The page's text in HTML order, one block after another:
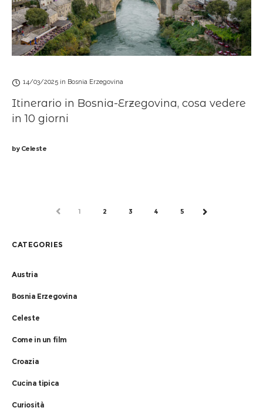
14/03/2025 in Bosnia Erzegovina
Itinerario in Bosnia-Erzegovina, cosa vedere
in 10 giorni
byCeleste
PREV1 2 3 4 5 NEXT
CATEGORIES
Austria
Bosnia Erzegovina
Celeste
Come in un film
Croazia
Cucina tipica
Curiosità